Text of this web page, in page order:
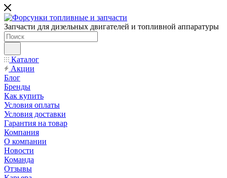
Запчасти для дизельных двигателей и топливной аппаратуры
Каталог
Акции
Блог
Бренды
Как купить
Условия оплаты
Условия доставки
Гарантия на товар
Компания
О компании
Новости
Команда
Отзывы